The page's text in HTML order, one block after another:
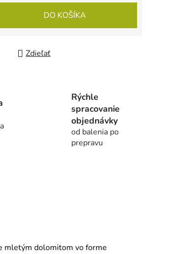
DO KOŠÍKA
Zdieľať
Rýchle
spracovanie
objednávky
od balenia po
prepravu
mletým dolomitom vo forme